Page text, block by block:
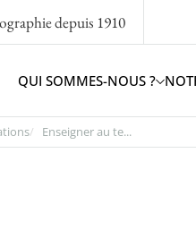
depuis 1910
QUI SOMMES-NOUS ?
Enseigner au te...